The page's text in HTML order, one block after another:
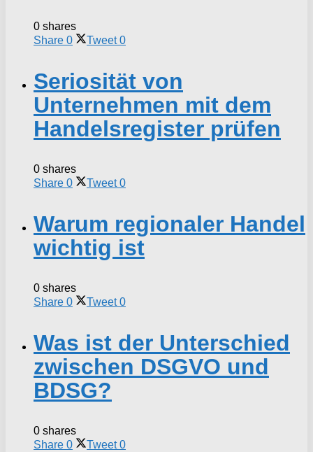
0 shares
Share 0 Tweet 0
Seriosität von
Unternehmen mit dem
Handelsregister prüfen
0 shares
Share 0 Tweet 0
Warum regionaler Handel
wichtig ist
0 shares
Share 0 Tweet 0
Was ist der Unterschied
zwischen DSGVO und
BDSG?
0 shares
Share 0 Tweet 0